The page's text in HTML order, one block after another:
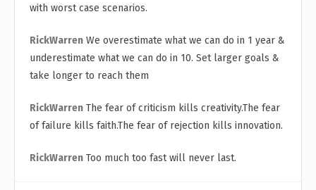
with worst case scenarios.
RickWarren We overestimate what we can do in 1 year &
underestimate what we can do in 10. Set larger goals &
take longer to reach them
RickWarren The fear of criticism kills creativity.The fear
of failure kills faith.The fear of rejection kills innovation.
RickWarren Too much too fast will never last.